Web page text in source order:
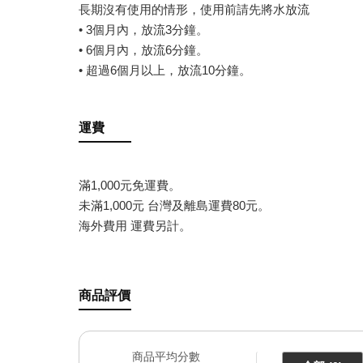
長期沒有使用的情形，使用前請先將水放流
• 3個月內，放流3分鐘。
• 6個月內，放流6分鐘。
• 超過6個月以上，放流10分鐘。
運費
滿1,000元免運費。
未滿1,000元 台灣及離島運費80元。
海外費用 運費另計。
商品評價
商品平均分數